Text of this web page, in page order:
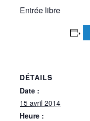
Entrée libre
DÉTAILS
Date :
15 avril 2014
Heure :